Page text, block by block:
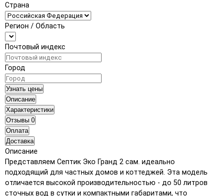
Страна
Регион / Область
Почтовый индекс
Город
Узнать цены
Описание
Характеристики
Отзывы 0
Оплата
Доставка
Описание
Представляем Септик Эко Гранд 2 сам. идеально
подходящий для частных домов и коттеджей. Эта модель
отличается высокой производительностью - до 50 литров
сточных вод в сутки и компактными габаритами, что